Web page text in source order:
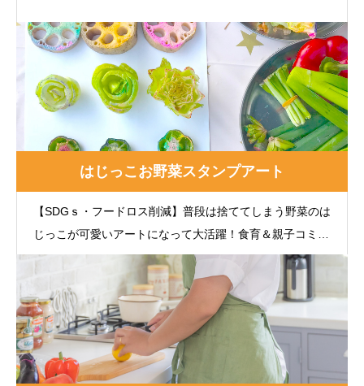
はじっこお野菜スタンプアート
【SDGｓ・フードロス削減】普段は捨ててしまう野菜のは
じっこが可愛いアートになって大活躍！食育＆親子コミュ
ニケーション